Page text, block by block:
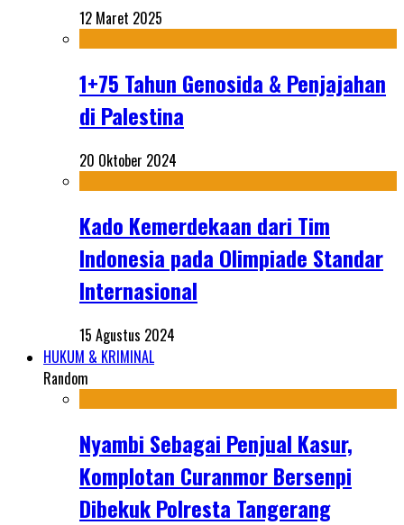
12 Maret 2025
1+75 Tahun Genosida & Penjajahan
di Palestina
20 Oktober 2024
Kado Kemerdekaan dari Tim
Indonesia pada Olimpiade Standar
Internasional
15 Agustus 2024
HUKUM & KRIMINAL
Random
Nyambi Sebagai Penjual Kasur,
Komplotan Curanmor Bersenpi
Dibekuk Polresta Tangerang